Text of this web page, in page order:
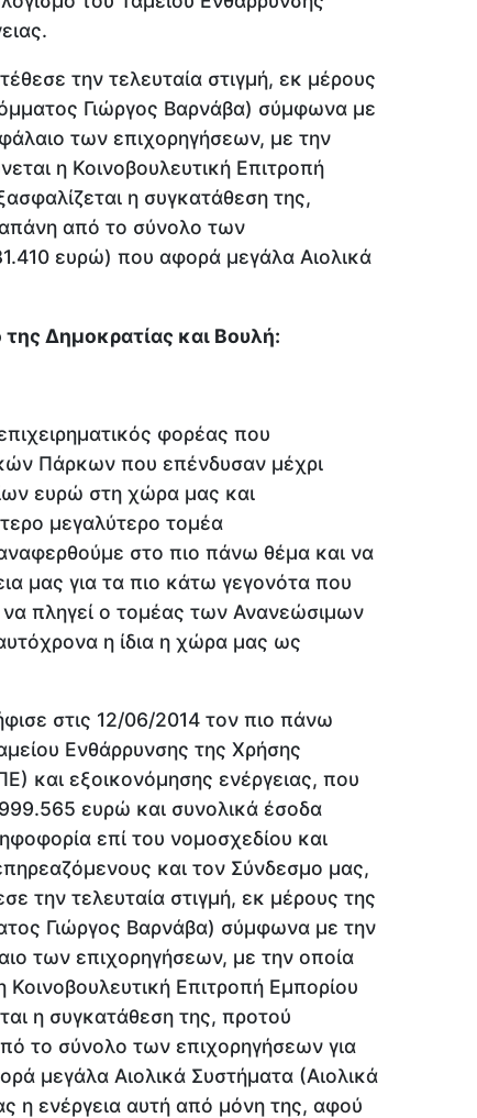
την τελευταία στιγμή, εκ μέρους
Γιώργος Βαρνάβα) σύμφωνα με
των επιχορηγήσεων, με την
η Κοινοβουλευτική Επιτροπή
η συγκατάθεση της,
από το σύνολο των
ευρώ) που αφορά μεγάλα Αιολικά
Δημοκρατίας και Βουλή:
φορέας που
Πάρκων που επένδυσαν μέχρι
ευρώ στη χώρα μας και
μεγαλύτερο τομέα
στο πιο πάνω θέμα και να
μας για τα πιο κάτω γεγονότα που
πληγεί ο τομέας των Ανανεώσιμων
η ίδια η χώρα μας ως
στις 12/06/2014 τον πιο πάνω
Ενθάρρυνσης της Χρήσης
και εξοικονόμησης ενέργειας, που
ευρώ και συνολικά έσοδα
επί του νομοσχεδίου και
και τον Σύνδεσμο μας,
την τελευταία στιγμή, εκ μέρους της
Γιώργος Βαρνάβα) σύμφωνα με την
των επιχορηγήσεων, με την οποία
Επιτροπή Εμπορίου
η συγκατάθεση της, προτού
το σύνολο των επιχορηγήσεων για
μεγάλα Αιολικά Συστήματα (Αιολικά
η ενέργεια αυτή από μόνη της, αφού